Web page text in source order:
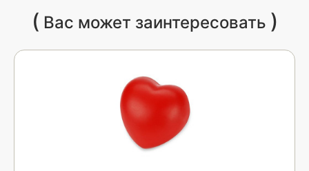
( Вас может заинтересовать )